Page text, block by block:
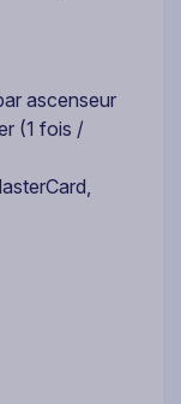
ascenseur
(1 fois /